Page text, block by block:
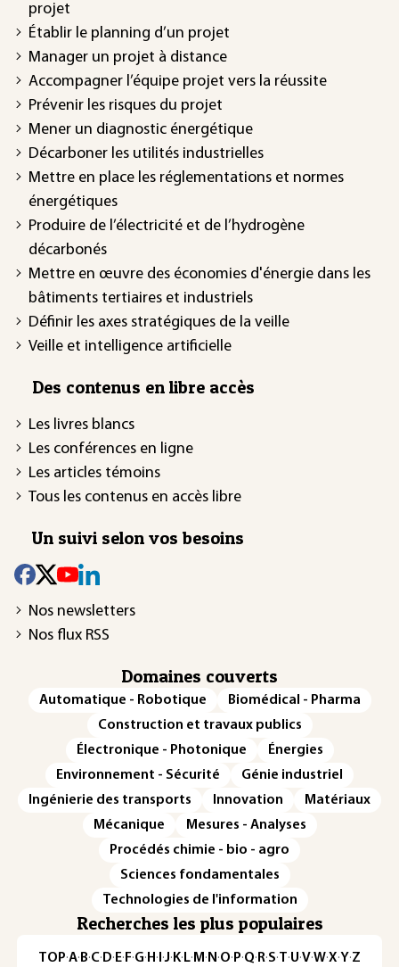
projet
Établir le planning d’un projet
Manager un projet à distance
Accompagner l’équipe projet vers la réussite
Prévenir les risques du projet
Mener un diagnostic énergétique
Décarboner les utilités industrielles
Mettre en place les réglementations et normes
énergétiques
Produire de l’électricité et de l’hydrogène
décarbonés
Mettre en œuvre des économies d'énergie dans les
bâtiments tertiaires et industriels
Définir les axes stratégiques de la veille
Veille et intelligence artificielle
Des contenus en libre accès
Les livres blancs
Les conférences en ligne
Les articles témoins
Tous les contenus en accès libre
Un suivi selon vos besoins
Nos newsletters
Nos flux RSS
Domaines couverts
Automatique - Robotique
Biomédical - Pharma
Construction et travaux publics
Électronique - Photonique
Énergies
Environnement - Sécurité
Génie industriel
Ingénierie des transports
Innovation
Matériaux
Mécanique
Mesures - Analyses
Procédés chimie - bio - agro
Sciences fondamentales
Technologies de l'information
Recherches les plus populaires
TOP·A·B·C·D·E·F·G·H·I·J·K·L·M·N·O·P·Q·R·S·T·U·V·W·X·Y·Z